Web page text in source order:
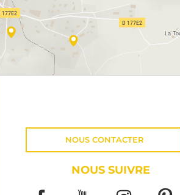
NOUS CONTACTER
NOUS SUIVRE